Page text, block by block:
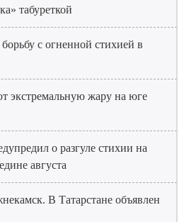
табуреткой
с огненной стихией в
экстремальную жару на юге
о разгуле стихии на
августа
В Татарстане объявлен